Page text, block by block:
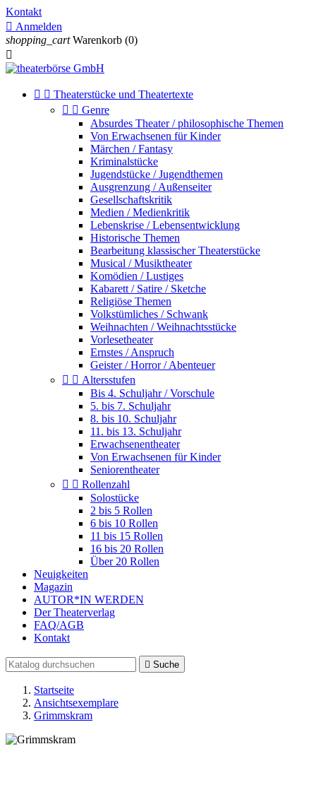
Kontakt
 Anmelden
shopping_cart Warenkorb (0)

  Theaterstücke und Theatertexte
  Genre
Absurdes Theater / philosophische Themen
Von Erwachsenen für Kinder
Märchen / Fantasy
Kriminalstücke
Jugendstücke / Jugendthemen
Ausgrenzung / Außenseiter
Gesellschaftskritik
Medien / Medienkritik
Lebenskrise / Lebensentwicklung
Historische Themen
Bearbeitung klassischer Theaterstücke
Musical / Musiktheater
Komödien / Lustiges
Kabarett / Satire / Sketche
Religiöse Themen
Volkstümliches / Schwank
Weihnachten / Weihnachtsstücke
Vorlesetheater
Ernstes / Anspruch
Geister / Horror / Abenteuer
  Altersstufen
Bis 4. Schuljahr / Vorschule
5. bis 7. Schuljahr
8. bis 10. Schuljahr
11. bis 13. Schuljahr
Erwachsenentheater
Von Erwachsenen für Kinder
Seniorentheater
  Rollenzahl
Solostücke
2 bis 5 Rollen
6 bis 10 Rollen
11 bis 15 Rollen
16 bis 20 Rollen
Über 20 Rollen
Neuigkeiten
Magazin
AUTOR*IN WERDEN
Der Theaterverlag
FAQ/AGB
Kontakt
 Suche
Startseite
Ansichtsexemplare
Grimmskram